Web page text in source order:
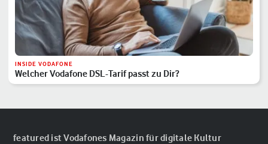
INSIDE VODAFONE
Welcher Vodafone DSL-Tarif passt zu Dir?
featured ist Vodafones Magazin für digitale Kultur